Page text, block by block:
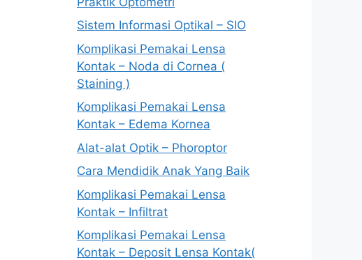
Sistem Informasi Optikal – SIO
Komplikasi Pemakai Lensa
Kontak – Noda di Cornea (
Staining )
Komplikasi Pemakai Lensa
Kontak – Edema Kornea
Alat-alat Optik – Phoroptor
Cara Mendidik Anak Yang Baik
Komplikasi Pemakai Lensa
Kontak – Infiltrat
Komplikasi Pemakai Lensa
Kontak – Deposit Lensa Kontak(